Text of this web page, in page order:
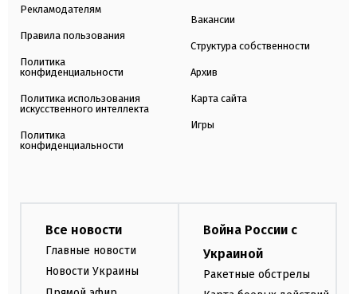
Рекламодателям
Правила пользования
Политика
конфиденциальности
Политика использования
искусственного интеллекта
Политика
конфиденциальности
Вакансии
Структура собственности
Архив
Карта сайта
Игры
Все новости
Главные новости
Новости Украины
Война России с
Украиной
Ракетные обстрелы